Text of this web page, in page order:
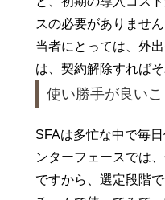
スの必要がありませ
当者にとっては、外
は、契約解除すれば
使い勝手が良いこ
SFAは多忙な中で毎
ンターフェースでは
ですから、選定段階